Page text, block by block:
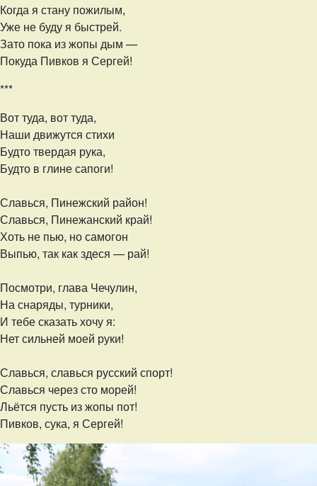
Когда я стану пожилым,
Уже не буду я быстрей.
Зато пока из жопы дым —
Покуда Пивков я Сергей!
***
Вот туда, вот туда,
Наши движутся стихи
Будто твердая рука,
Будто в глине сапоги!
Славься, Пинежский район!
Славься, Пинежанский край!
Хоть не пью, но самогон
Выпью, так как здеся — рай!
Посмотри, глава Чечулин,
На снаряды, турники,
И тебе сказать хочу я:
Нет сильней моей руки!
Славься, славься русский спорт!
Славься через сто морей!
Льётся пусть из жопы пот!
Пивков, сука, я Сергей!